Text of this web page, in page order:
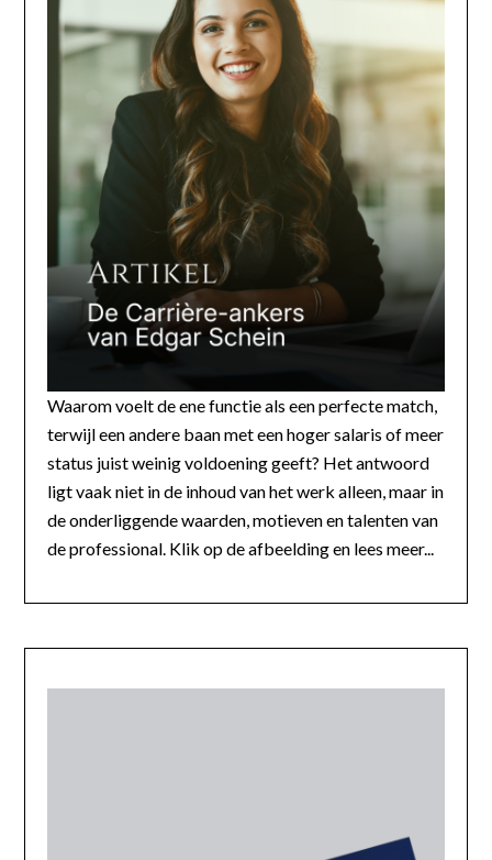
Waarom voelt de ene functie als een perfecte match,
terwijl een andere baan met een hoger salaris of meer
status juist weinig voldoening geeft? Het antwoord
ligt vaak niet in de inhoud van het werk alleen, maar in
de onderliggende waarden, motieven en talenten van
de professional. Klik op de afbeelding en lees meer...